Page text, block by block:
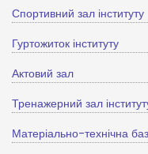
Спортивний зал інституту
Гуртожиток інституту
Актовий зал
Тренажерний зал
Матеріально-технічна